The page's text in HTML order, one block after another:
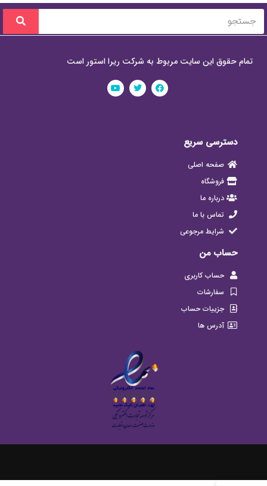
تمام حقوق این سایت مربوط به شرکت ریرا استور است
دسترسی سریع
صفحه اصلی
فروشگاه
درباره ما
تماس با ما
شرایط مرجوعی
حساب من
حساب کاربری
سفارشات
جزییات حساب
آدرس ها